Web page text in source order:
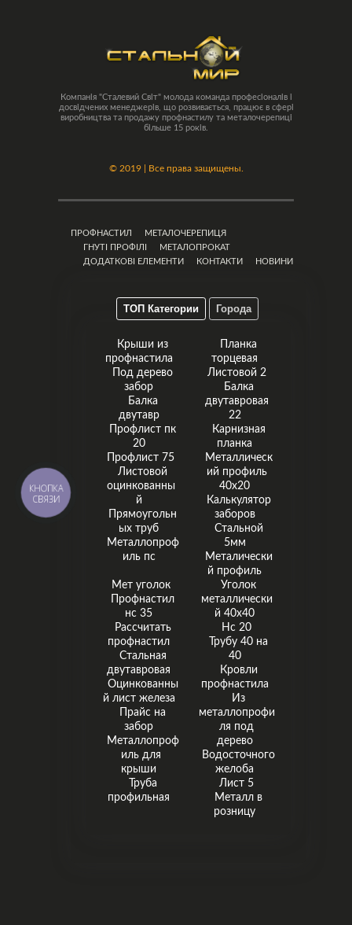
Компанія "Сталевий Світ" молода команда професіоналів і
досвідчених менеджерів, що розвивається, працює в сфері
виробництва та продажу профнастилу та металочерепиці
більше 15 років.
© 2019 | Все права защищены.
ПРОФНАСТИЛ
МЕТАЛОЧЕРЕПИЦЯ
ГНУТІ ПРОФІЛІ
МЕТАЛОПРОКАТ
ДОДАТКОВІ ЕЛЕМЕНТИ
КОНТАКТИ НОВИНИ
ТОП Категории Города
Крыши из
профнастила
Под дерево
забор
Балка
двутавр
Профлист пк
20
Профлист 75
Листовой
оцинкованны
й
Прямоугольн
ых труб
Металлопроф
иль пс
Планка
торцевая
Листовой 2
Балка
двутавровая
22
Карнизная
планка
Металлическ
ий профиль
40х20
Калькулятор
заборов
Стальной
5мм
Металически
й профиль
Мет уголок
Профнастил
нс 35
Рассчитать
профнастил
Стальная
двутавровая
Оцинкованны
й лист железа
Прайс на
забор
Металлопроф
иль для
крыши
Труба
профильная
Уголок
металлически
й 40х40
Нс 20
Трубу 40 на
40
Кровли
профнастила
Из
металлопрофи
ля под
дерево
Водосточного
желоба
Лист 5
Металл в
розницу
КНОПКА
СВЯЗИ